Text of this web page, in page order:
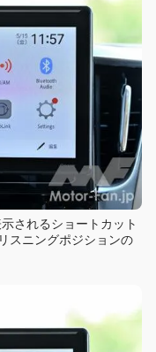
されるショートカット
スニングポジションの